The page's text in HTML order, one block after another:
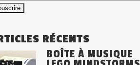
RÉCENTS
BOÎTE À MUSIQUE